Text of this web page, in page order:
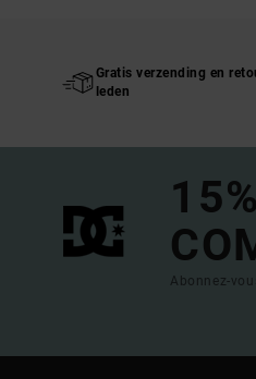
Gratis verzending en
leden
Abonnez-